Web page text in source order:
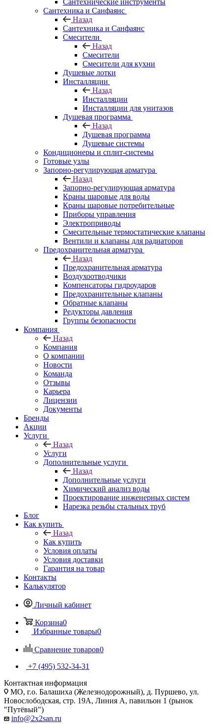
Сантехнические инструменты
Сантехника и Санфаянс
Назад
Сантехника и Санфаянс
Смесители
Назад
Смесители
Смесители для кухни
Душевые лотки
Инсталляции
Назад
Инсталляции
Инсталляции для унитазов
Душевая программа
Назад
Душевая программа
Душевые системы
Кондиционеры и сплит-системы
Готовые узлы
Запорно-регулирующая арматура
Назад
Запорно-регулирующая арматура
Краны шаровые для воды
Краны шаровые потребительные
Приборы управления
Электроприводы
Смесительные термостатические клапаны
Вентили и клапаны для радиаторов
Предохранительная арматура
Назад
Предохранительная арматура
Воздухоотводчики
Компенсаторы гидроударов
Предохранительные клапаны
Обратные клапаны
Редукторы давления
Группы безопасности
Компания
Назад
Компания
О компании
Новости
Команда
Отзывы
Карьера
Лицензии
Документы
Бренды
Акции
Услуги
Назад
Услуги
Дополнительные услуги
Назад
Дополнительные услуги
Химический анализ воды
Проектирование инженерных систем
Нарезка резьбы стальных труб
Блог
Как купить
Назад
Как купить
Условия оплаты
Условия доставки
Гарантия на товар
Контакты
Калькулятор
Личный кабинет
Корзина0
Избранные товары0
Сравнение товаров0
+7 (495) 532‑34‑31
Контактная информация
МО, г.о. Балашиха (Железнодорожный), д. Пуршево, ул.
Новослободская, стр. 19А, Линия А, павильон 1 (рынок
"Путёвый")
info@2x2san.ru